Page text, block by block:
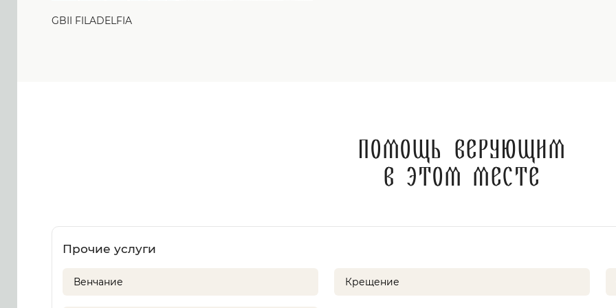
GBII FILADELFIA
Помощь верующим
в этом месте
Прочие услуги
Венчание Крещение